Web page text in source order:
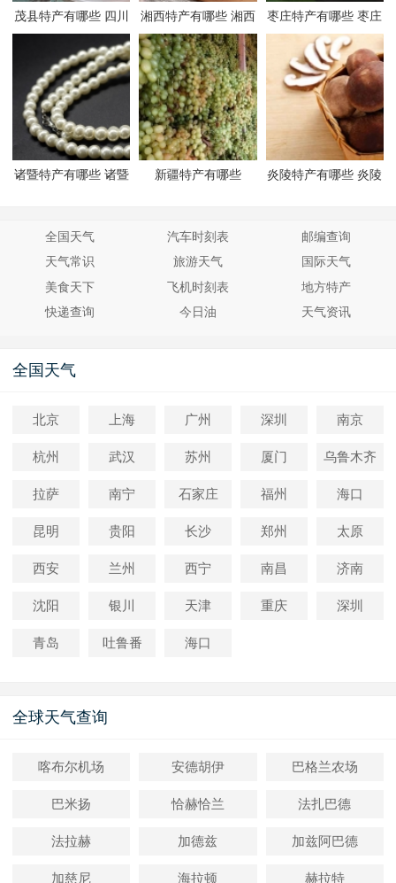
茂县特产有哪些 四川
茂县有哪些特产
湘西特产有哪些 湘西
有哪些特产
枣庄特产有哪些 枣庄
有哪些特产
诸暨特产有哪些 诸暨
新疆特产有哪些
炎陵特产有哪些 炎陵
全国天气 汽车时刻表
邮编查询
天气常识
旅游天气
国际天气
美食天下
飞机时刻表
地方特产
快递查询
今日油 天气资讯
全国天气
北京 上海 广州 深圳 南京
杭州 武汉 苏州 厦门 乌鲁木齐
拉萨 南宁 石家庄 福州 海口
昆明 贵阳 长沙 郑州 太原
西安 兰州 西宁 南昌 济南
沈阳 银川 天津 重庆 深圳
青岛 吐鲁番 海口
全球天气查询
喀布尔机场 安德胡伊 巴格兰农场
巴米扬 恰赫恰兰 法扎巴德
法拉赫 加德兹 加兹阿巴德
加慈尼 海拉顿 赫拉特